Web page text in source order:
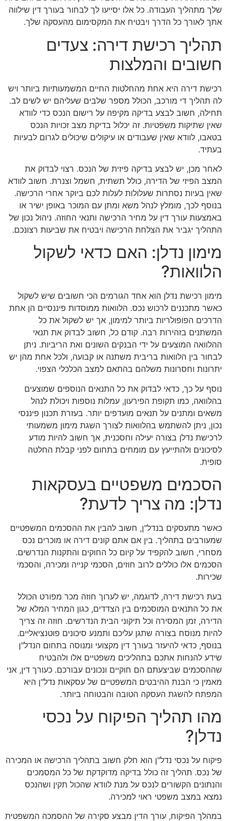
שלך מתהליך העבודה. כל אלו יסייעו לך לבחור בעורך דין שילווה
אתך לאורך כל הדרך ויבטיח את המקסימום מהעסקה שלך.
תהליך רכישת דירה: צעדים
חשובים והמלצות
רכישת דירה היא אחת מהחלטות החיים המשמעותיות ביותר ויש
לה תהליך די מורכב, הכולל מספר שלבים שעליהם יש לשים לב.
תחילה, חשוב לבצע בדיקה מקיפה על רישום הנכס כדי לוודא
שאין שתיקות משפטיות. זה יכלול בדיקת מצב זכויות הנכס
בטאבו, לוודא שאין שעבודים או עיקולים שיכולים לגרום לבעיות
בעתיד.
לאחר מכן, יש לבצע בדיקה פיזית של הנכס. רצוי לבדוק את
המצב הפיזי של הדירה, כולל תשתית, חשמל וצנרת. חשוב לוודא
שאין בעיות נסתרות שעלולות לעלות לכם ביוקר אחרי הרכישה.
בנוסף לכך, מומלץ לנהל משא ומתן עם המוכר באופן ישיר או
באמצעות עורך דין על מחיר הרכישה ותנאי החוזה. ניהול נכון של
התהליך יגביר את הצלחת הרכישה ויבטיח את שביעות רצונכם.
מימון נדלן: האם כדאי לשקול
הלוואות?
מימון רכישת נדלן הוא אחד הגורמים הכי חשובים שיש לשקול
כאשר מתכננים לרכוש נכס. הלוואות ממוסדות פיננסיים הן אחת
הדרכים הפופולריות ביותר למימון, אך יש לשקול את כל
המשתנים בזהירות רבה. קודם כל, חשוב לבדוק את תנאי
ההלוואה המוצעים על ידי הבנקים השונים ואת הריביות. ניתן
לבחור בין הלוואות בריבית משתנה או קבועה, ולכל אחת מהן יש
יתרונות וחסרונות משלהם בהתאם למצב הכלכלי הצפוי.
נוסף על כך, כדאי לבדוק את כל התנאים הנוספים שמוצעים
בהלוואה, כמו תקופת הפירעון, עמלות נוספות ויכולת לנהל
משאים ומתנים על תנאים מועדפים יותר. בעזרת תכנון פיננסי
נכון, ניתן להשתמש בהלוואות לצורך השגת מימון משמעותי
לרכישת נדלן בצורה יעילה וחסכנית, אך חשוב להיות מודע
לסיכונים ולהתייעץ עם מומחים בתחום לפני קבלת החלטה
סופית.
הסכמים משפטיים בעסקאות
נדלן: מה צריך לדעת?
כאשר מתעסקים בנדל"ן, חשוב להבין את ההסכמים המשפטיים
שמעורבים בתהליך. בין אם אתם קונים דירה או מוכרים נכס
מסחרי, חשוב להקפיד על קיום כל החוקים והתקנות הנדרשים.
הסכמים אלו כוללים לרוב חוזים, הסכמי קנייה ומכירה, והסכמי
שכירות.
בעת רכישת דירה, לדוגמה, יש לערוך חוזה מכר מפורט הכולל
את כל התנאים המוסכמים בין הצדדים, כגון המחיר המלא של
הדירה, זמן המסירה וכל תיקוני הבית הנדרשים. חוזה זה צריך
להיות מנוסח בצורה שתגן עליכם ותמנע סיכונים פוטנציאליים.
בנוסף, כדאי להיעזר בעורך דין מקצועי ומנוסה בתחום הנדל"ן
שידע להנחות אתכם בתהליכים משפטיים אלו ולהבטיח
שההסכמים שביצעתם הם חוקיים ונכונים עבורכם. כעורך דין, אני
מאמין כי הבנת ההיבטים המשפטיים של עסקאות נדל"ן היא
המפתח להשגת העסקה הטובה והבטוחה ביותר.
מהו תהליך הפיקוח על נכסי
נדלן?
פיקוח על נכסי נדל"ן הוא חלק חשוב בתהליך הרכישה או המכירה
של נכס. תהליך זה כולל בדיקה מדוקדקת של כל המסמכים
והנתונים הקשורים לנכס על מנת לוודא שהכול תקין ושהנכס
נמצא במצב משפטי ראוי למכירה.
במהלך הפיקוח, עורך הדין מבצע סקירה של ההסמכה המשפטית